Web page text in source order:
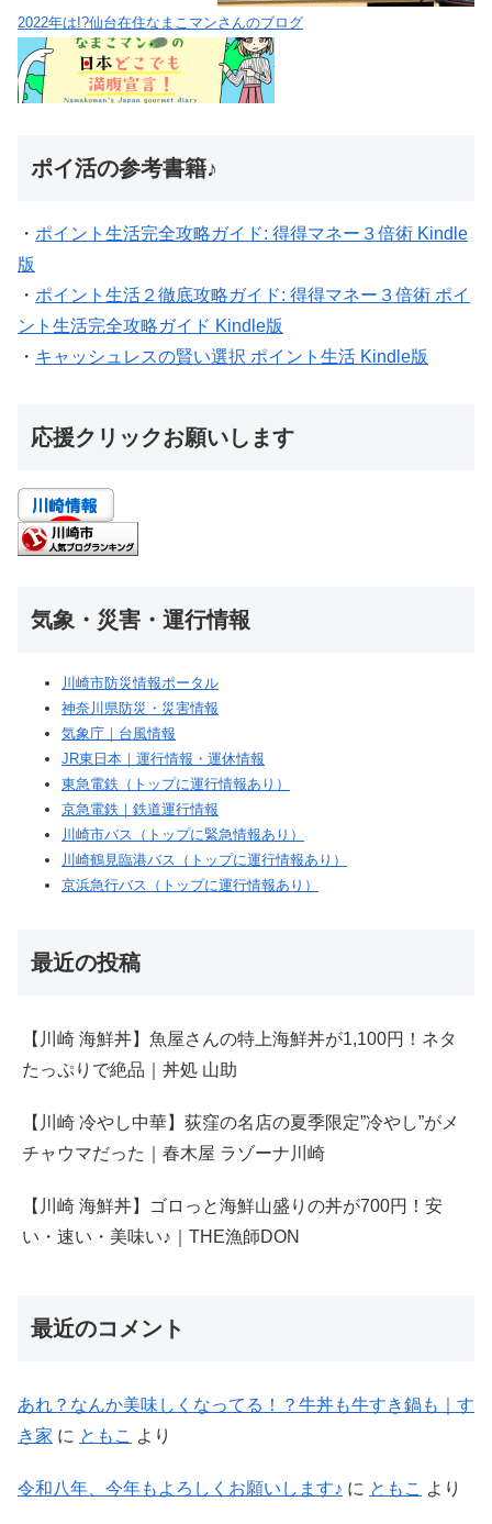
2022年は!?仙台在住なまこマンさんのブログ
ポイ活の参考書籍♪
・ ポイント生活完全攻略ガイド: 得得マネー３倍術 Kindle
版
・ ポイント生活２徹底攻略ガイド: 得得マネー３倍術 ポイ
ント生活完全攻略ガイド Kindle版
・ キャッシュレスの賢い選択 ポイント生活 Kindle版
応援クリックお願いします
気象・災害・運行情報
川崎市防災情報ポータル
神奈川県防災・災害情報
気象庁｜台風情報
JR東日本｜運行情報・運休情報
東急電鉄（トップに運行情報あり）
京急電鉄｜鉄道運行情報
川崎市バス（トップに緊急情報あり）
川崎鶴見臨港バス（トップに運行情報あり）
京浜急行バス（トップに運行情報あり）
最近の投稿
【川崎 海鮮丼】魚屋さんの特上海鮮丼が1,100円！ネタ
たっぷりで絶品｜丼処 山助
【川崎 冷やし中華】荻窪の名店の夏季限定”冷やし”がメ
チャウマだった｜春木屋 ラゾーナ川崎
【川崎 海鮮丼】ゴロっと海鮮山盛りの丼が700円！安
い・速い・美味い♪｜THE漁師DON
最近のコメント
あれ？なんか美味しくなってる！？牛丼も牛すき鍋も｜す
き家 に ともこ より
令和八年、今年もよろしくお願いします♪ に ともこ より